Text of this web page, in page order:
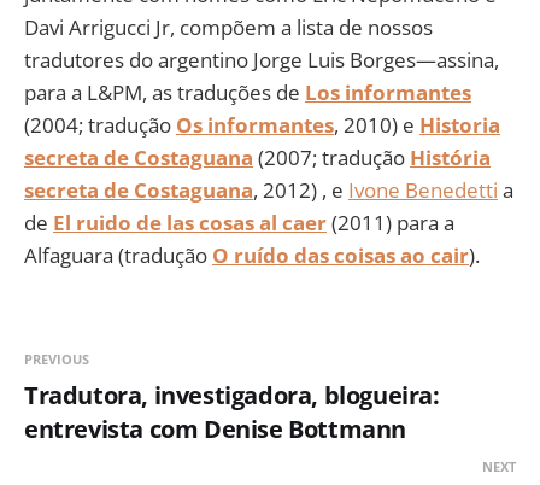
Davi Arrigucci Jr, compõem a lista de nossos
tradutores do argentino Jorge Luis Borges—assina,
para a L&PM, as traduções de Los informantes
(2004; tradução Os informantes, 2010) e Historia
secreta de Costaguana (2007; tradução História
secreta de Costaguana, 2012) , e Ivone Benedetti a
de El ruido de las cosas al caer(2011) para a
Alfaguara (tradução O ruído das coisas ao cair).
PREVIOUS
Tradutora, investigadora, blogueira:
entrevista com Denise Bottmann
NEXT